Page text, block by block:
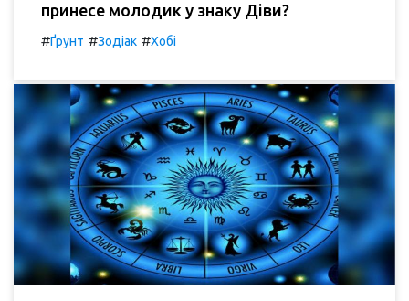
принесе молодик у знаку Діви?
#Ґрунт #Зодіак #Хобі